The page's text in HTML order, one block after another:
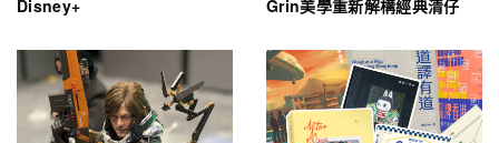
Disney+ Grin美學重新解構經典清仔